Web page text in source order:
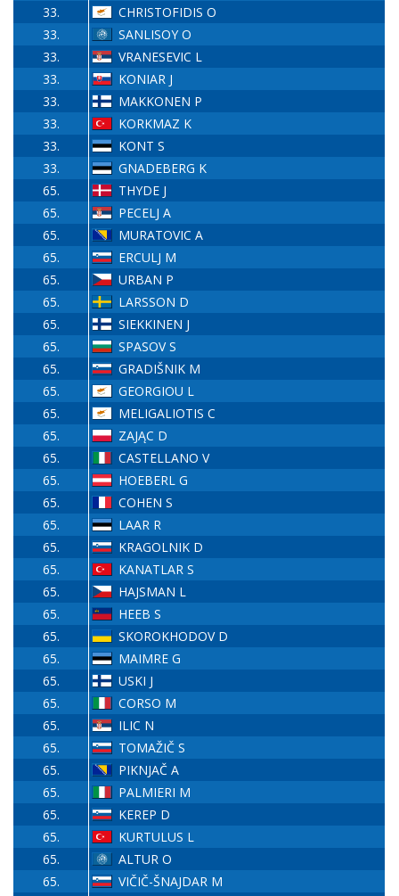
33.
CHRISTOFIDIS O
33.
SANLISOY O
33.
VRANESEVIC L
33.
KONIAR J
33.
MAKKONEN P
33.
KORKMAZ K
33.
KONT S
33.
GNADEBERG K
65.
THYDE J
65.
PECELJ A
65.
MURATOVIC A
65.
ERCULJ M
65.
URBAN P
65.
LARSSON D
65.
SIEKKINEN J
65.
SPASOV S
65.
GRADIŠNIK M
65.
GEORGIOU L
65.
MELIGALIOTIS C
65.
ZAJĄC D
65.
CASTELLANO V
65.
HOEBERL G
65.
COHEN S
65.
LAAR R
65.
KRAGOLNIK D
65.
KANATLAR S
65.
HAJSMAN L
65.
HEEB S
65.
SKOROKHODOV D
65.
MAIMRE G
65.
USKI J
65.
CORSO M
65.
ILIC N
65.
TOMAŽIČ S
65.
PIKNJAČ A
65.
PALMIERI M
65.
KEREP D
65.
KURTULUS L
65.
ALTUR O
65.
VIČIČ-ŠNAJDAR M